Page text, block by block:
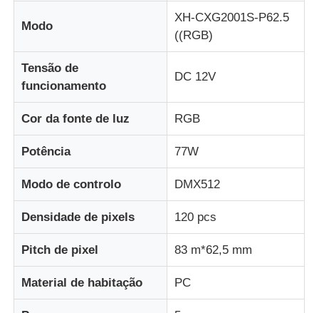
Controle de qualidade
Contacte-nos
Notícias
Todos os casos
Solicitar Orçamento
Modo
XH-CXG2001S-P62.5
((RGB)
Tensão de
funcionamento
DC 12V
Cor da fonte de luz RGB
Potência 77W
Modo de controlo DMX512
Densidade de pixels 120 pcs
Pitch de pixel 83 m*62,5 mm
Material de habitação PC